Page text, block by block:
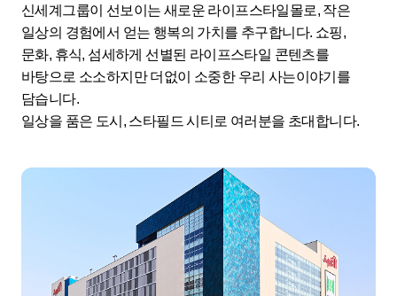
신세계그룹이 선보이는 새로운 라이프스타일몰로, 작은
일상의 경험에서 얻는 행복의 가치를 추구합니다. 쇼핑,
문화, 휴식, 섬세하게 선별된 라이프스타일 콘텐츠를
바탕으로 소소하지만 더없이 소중한 우리 사는이야기를
담습니다.
일상을 품은 도시, 스타필드 시티로 여러분을 초대합니다.